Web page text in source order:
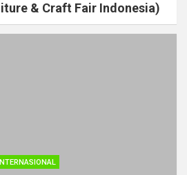
& Craft Fair Indonesia)